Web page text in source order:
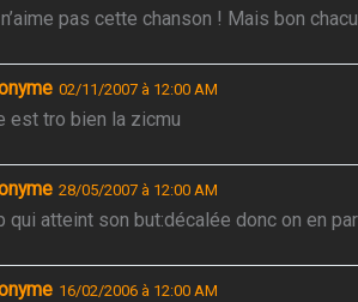
pas cette chanson ! Mais bon
02/11/2007 à 12:00 AM
est tro bien la zicmu
28/05/2007 à 12:00 AM
qui atteint son but:décalée donc on en
16/02/2006 à 12:00 AM